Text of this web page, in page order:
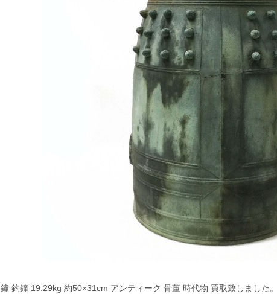
鐘 釣鐘 19.29kg 約50×31cm アンティーク 骨董 時代物 買取致しました。